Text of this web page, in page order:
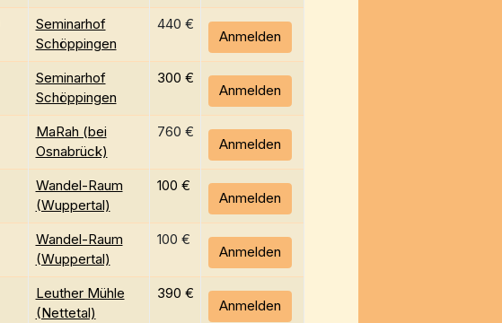
Seminarhof
Schöppingen
440 €
Anmelden
Seminarhof
Schöppingen
300 €
Anmelden
MaRah (bei
Osnabrück)
760 €
Anmelden
Wandel-Raum
(Wuppertal)
100 €
Anmelden
Wandel-Raum
(Wuppertal)
100 €
Anmelden
Leuther Mühle
(Nettetal)
390 €
Anmelden